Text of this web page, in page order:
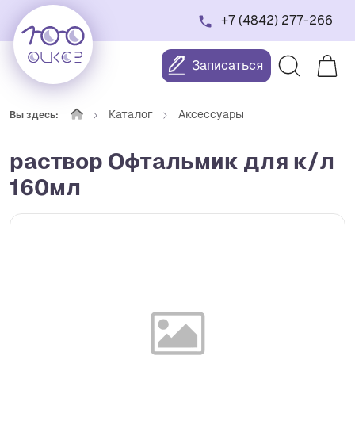
+7 (4842) 277-266
Записаться
Вы здесь: Каталог Аксессуары
раствор Офтальмик для к/л
160мл